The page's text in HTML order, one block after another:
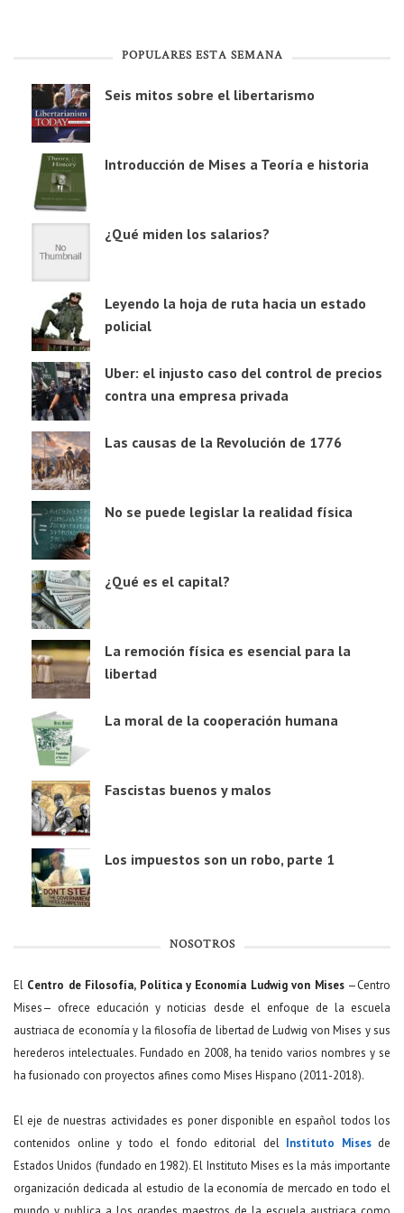
POPULARES ESTA SEMANA
Seis mitos sobre el libertarismo
Introducción de Mises a Teoría e historia
¿Qué miden los salarios?
Leyendo la hoja de ruta hacia un estado
policial
Uber: el injusto caso del control de precios
contra una empresa privada
Las causas de la Revolución de 1776
No se puede legislar la realidad física
¿Qué es el capital?
La remoción física es esencial para la
libertad
La moral de la cooperación humana
Fascistas buenos y malos
Los impuestos son un robo, parte 1
NOSOTROS
El Centro de Filosofía, Política y Economía Ludwig von Mises—Centro
Mises— ofrece educación y noticias desde el enfoque de la escuela
austriaca de economía y la filosofía de libertad de Ludwig von Mises y sus
herederos intelectuales. Fundado en 2008, ha tenido varios nombres y se
ha fusionado con proyectos afines como Mises Hispano (2011-2018).
El eje de nuestras actividades es poner disponible en español todos los
contenidos online y todo el fondo editorial del Instituto Misesde
Estados Unidos (fundado en 1982). El Instituto Mises es la más importante
organización dedicada al estudio de la economía de mercado en todo el